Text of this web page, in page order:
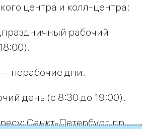
центра и колл-центра:
рабочий
нерабочие дни.
день (с 8:30 до 19:00).
Санкт-Петербург, пр.